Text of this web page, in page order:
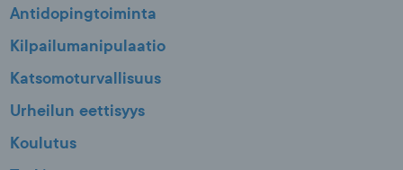
Antidopingtoiminta
Kilpailumanipulaatio
Katsomoturvallisuus
Urheilun eettisyys
Koulutus